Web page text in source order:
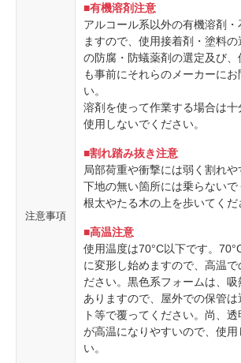
注意事項
■有機溶剤注意
アルコール系以外の有機溶剤
ますので、使用接着剤・塗料
の防腐・防蟻薬剤の選定及び
も事前にそれらのメーカーにお
い。
溶剤を使って作業する場合は
使用しないでください。
■割れ踏み抜き注意
局部荷重や衝撃には弱く割れや
下地の無い箇所には乗らないで
根太やたる木の上を歩いてくだ
■高温注意
使用温度は70°C以下です。
に変形し始めますので、高温で
ださい。黒色系フォームは、
ありますので、屋外での保管
ト等で覆ってください。尚、
が高温になりやすいので、使用
い。